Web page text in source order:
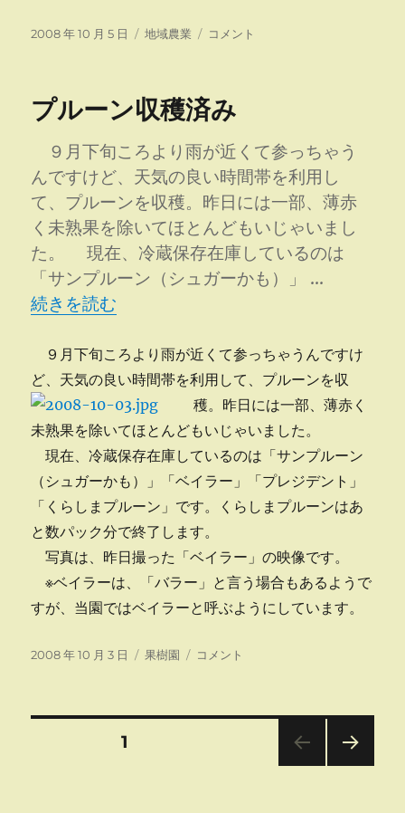
投
2008 年 10 月 5 日
カ
ー
地域農業
留
よ
に
コメント
プルーン収穫済み
９月下旬ころより雨が近くて参っちゃう
んですけど、天気の良い時間帯を利用し
て、プルーンを収穫。昨日には一部、薄赤
く未熟果を除いてほとんどもいじゃいまし
た。 現在、冷蔵保存在庫しているのは
「サンプルーン（シュガーかも）」 …
“プルーン収穫済み” の
続きを読む
９月下旬ころより雨が近くて参っちゃうんですけ
ど、天気の良い時間帯を利用して、プルーンを収
穫。昨日には一部、薄赤く
未熟果を除いてほとんどもいじゃいました。
現在、冷蔵保存在庫しているのは「サンプルーン
（シュガーかも）」「ベイラー」「プレジデント」
「くらしまプルーン」です。くらしまプルーンはあ
と数パック分で終了します。
写真は、昨日撮った「ベイラー」の映像です。
※ベイラーは、「バラー」と言う場合もあるようで
すが、当園ではベイラーと呼ぶようにしています。
投
2008 年 10 月 3 日
カ
果樹園
プ
コメント
固定ページ1